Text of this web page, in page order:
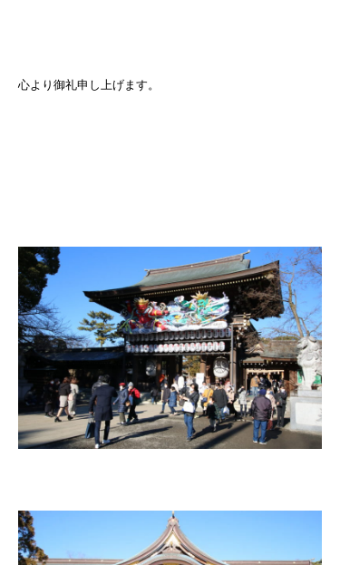
心より御礼申し上げます。